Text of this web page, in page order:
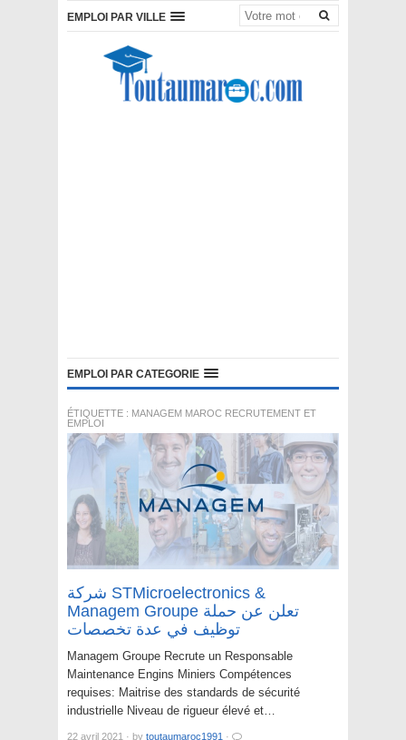
EMPLOI PAR VILLE
EMPLOI PAR CATEGORIE
ÉTIQUETTE : MANAGEM MAROC RECRUTEMENT ET
EMPLOI
شركة STMicroelectronics &
Managem Groupe تعلن عن حملة
توظيف في عدة تخصصات
Managem Groupe Recrute un Responsable
Maintenance Engins Miniers Compétences
requises: Maitrise des standards de sécurité
industrielle Niveau de rigueur élevé et…
22 avril 2021 · by toutaumaroc1991 ·